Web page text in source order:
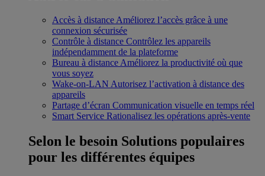
Accès à distance Améliorez l’accès grâce à une
connexion sécurisée
Contrôle à distance Contrôlez les appareils
indépendamment de la plateforme
Bureau à distance Améliorez la productivité où que
vous soyez
Wake-on-LAN Autorisez l’activation à distance des
appareils
Partage d’écran Communication visuelle en temps réel
Smart Service Rationalisez les opérations après-vente
Selon le besoin Solutions populaires
pour les différentes équipes